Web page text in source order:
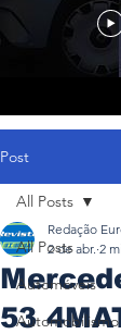
Post
All Posts
Automóveis
Automobilismo
All Posts
53
Redação
2 de abr. 2